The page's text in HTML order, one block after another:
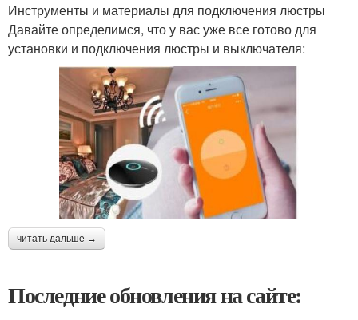
Инструменты и материалы для подключения люстры
Давайте определимся, что у вас уже все готово для
установки и подключения люстры и выключателя:
читать дальше →
Последние обновления на сайте: